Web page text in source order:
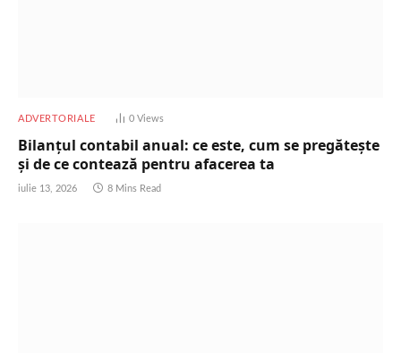
ADVERTORIALE 0 Views
Bilanțul contabil anual: ce este, cum se pregătește
și de ce contează pentru afacerea ta
iulie 13, 2026 8 Mins Read